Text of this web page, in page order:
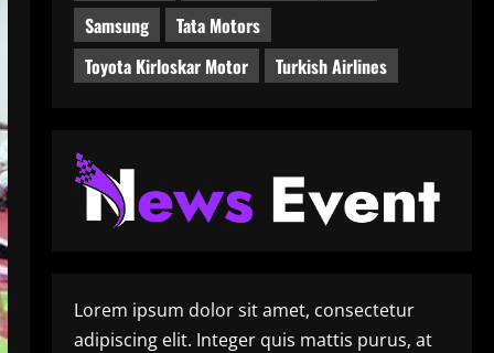
Samsung
Tata Motors
Toyota Kirloskar Motor
Turkish Airlines
Lorem ipsum dolor sit amet, consectetur
adipiscing elit. Integer quis mattis purus, at